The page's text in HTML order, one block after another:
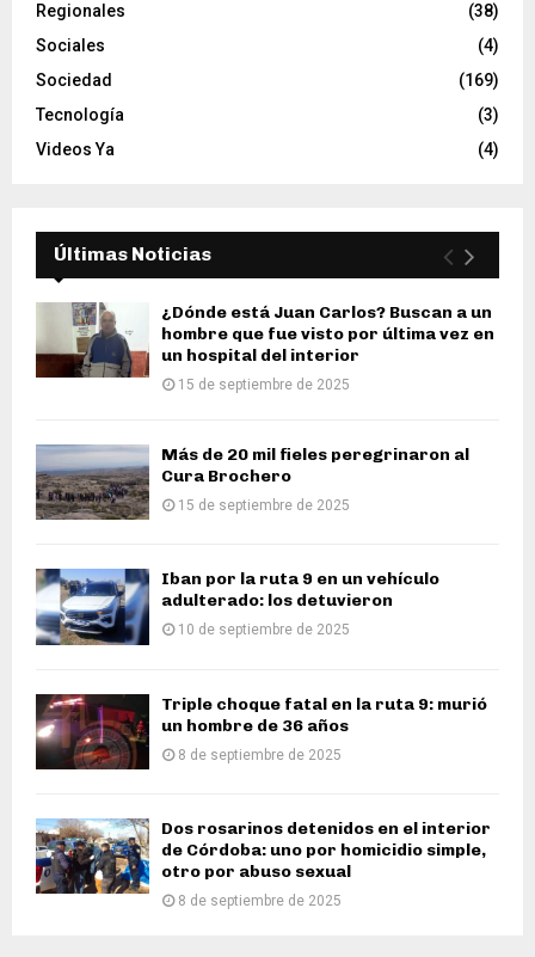
Regionales
(38)
Sociales
(4)
Sociedad
(169)
Tecnología
(3)
Videos Ya
(4)
Últimas Noticias
¿Dónde está Juan Carlos? Buscan a un
hombre que fue visto por última vez en
un hospital del interior
15 de septiembre de 2025
Más de 20 mil fieles peregrinaron al
Cura Brochero
15 de septiembre de 2025
Iban por la ruta 9 en un vehículo
adulterado: los detuvieron
10 de septiembre de 2025
Triple choque fatal en la ruta 9: murió
un hombre de 36 años
8 de septiembre de 2025
Dos rosarinos detenidos en el interior
de Córdoba: uno por homicidio simple,
otro por abuso sexual
8 de septiembre de 2025